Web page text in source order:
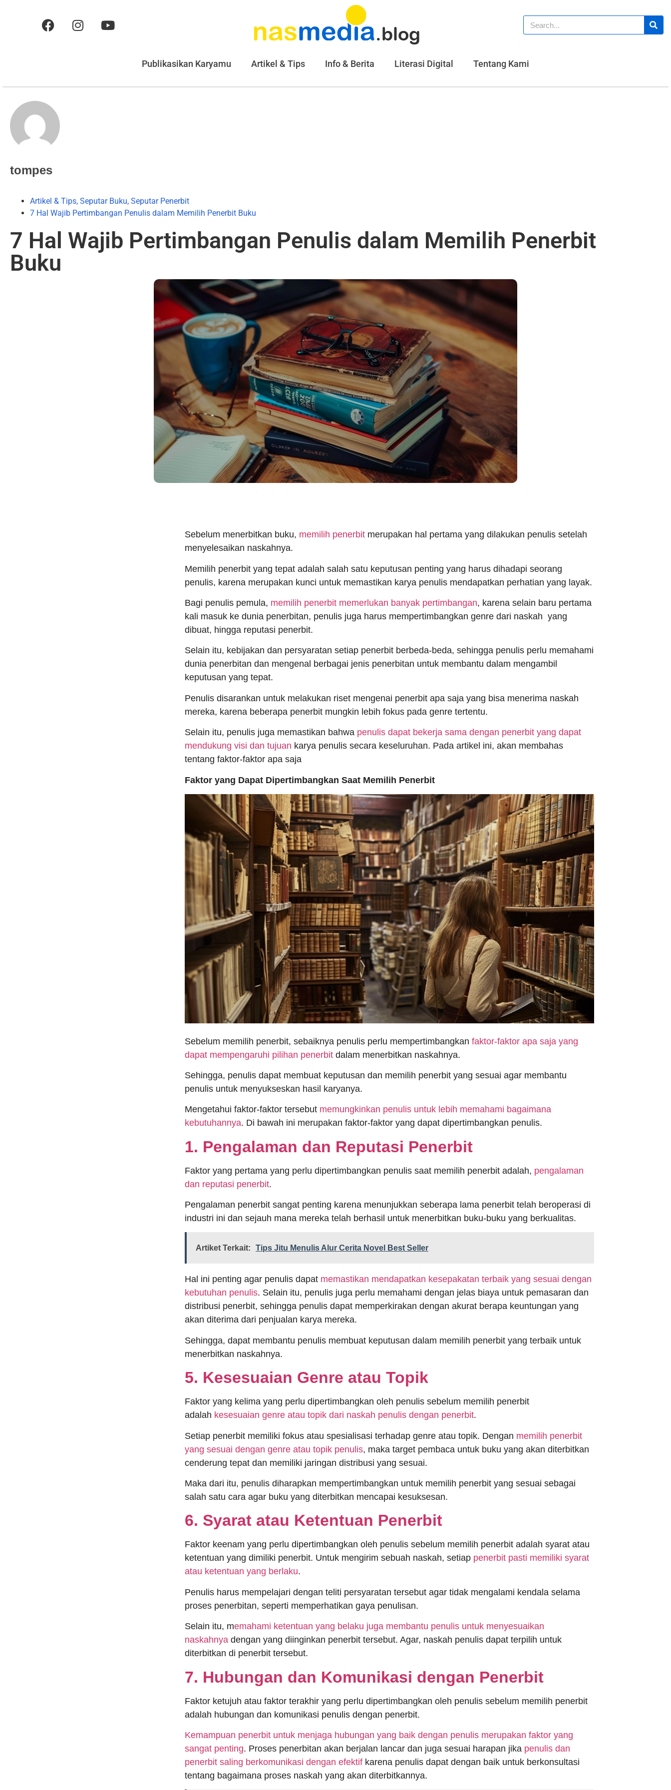
Publikasikan Karyamu Artikel & Tips Info & Berita Literasi Digital Tentang Kami
tompes
Artikel & Tips, Seputar Buku, Seputar Penerbit
7 Hal Wajib Pertimbangan Penulis dalam Memilih Penerbit Buku
7 Hal Wajib Pertimbangan Penulis dalam Memilih Penerbit
Buku
Sebelum menerbitkan buku, memilih penerbit merupakan hal pertama yang dilakukan penulis setelah
menyelesaikan naskahnya.
Memilih penerbit yang tepat adalah salah satu keputusan penting yang harus dihadapi seorang
penulis, karena merupakan kunci untuk memastikan karya penulis mendapatkan perhatian yang layak.
Bagi penulis pemula, memilih penerbit memerlukan banyak pertimbangan, karena selain baru pertama
kali masuk ke dunia penerbitan, penulis juga harus mempertimbangkan genre dari naskah yang
dibuat, hingga reputasi penerbit.
Selain itu, kebijakan dan persyaratan setiap penerbit berbeda-beda, sehingga penulis perlu memahami
dunia penerbitan dan mengenal berbagai jenis penerbitan untuk membantu dalam mengambil
keputusan yang tepat.
Penulis disarankan untuk melakukan riset mengenai penerbit apa saja yang bisa menerima naskah
mereka, karena beberapa penerbit mungkin lebih fokus pada genre tertentu.
Selain itu, penulis juga memastikan bahwa penulis dapat bekerja sama dengan penerbit yang dapat
mendukung visi dan tujuan karya penulis secara keseluruhan. Pada artikel ini, akan membahas
tentang faktor-faktor apa saja
Faktor yang Dapat Dipertimbangkan Saat Memilih Penerbit
Sebelum memilih penerbit, sebaiknya penulis perlu mempertimbangkan faktor-faktor apa saja yang
dapat mempengaruhi pilihan penerbit dalam menerbitkan naskahnya.
Sehingga, penulis dapat membuat keputusan dan memilih penerbit yang sesuai agar membantu
penulis untuk menyukseskan hasil karyanya.
Mengetahui faktor-faktor tersebut memungkinkan penulis untuk lebih memahami bagaimana
kebutuhannya. Di bawah ini merupakan faktor-faktor yang dapat dipertimbangkan penulis.
1. Pengalaman dan Reputasi Penerbit
Faktor yang pertama yang perlu dipertimbangkan penulis saat memilih penerbit adalah, pengalaman
dan reputasi penerbit.
Pengalaman penerbit sangat penting karena menunjukkan seberapa lama penerbit telah beroperasi di
industri ini dan sejauh mana mereka telah berhasil untuk menerbitkan buku-buku yang berkualitas.
Artiket Terkait: Tips Jitu Menulis Alur Cerita Novel Best Seller
Hal ini penting agar penulis dapat memastikan mendapatkan kesepakatan terbaik yang sesuai dengan
kebutuhan penulis. Selain itu, penulis juga perlu memahami dengan jelas biaya untuk pemasaran dan
distribusi penerbit, sehingga penulis dapat memperkirakan dengan akurat berapa keuntungan yang
akan diterima dari penjualan karya mereka.
Sehingga, dapat membantu penulis membuat keputusan dalam memilih penerbit yang terbaik untuk
menerbitkan naskahnya.
5. Kesesuaian Genre atau Topik
Faktor yang kelima yang perlu dipertimbangkan oleh penulis sebelum memilih penerbit
adalah kesesuaian genre atau topik dari naskah penulis dengan penerbit.
Setiap penerbit memiliki fokus atau spesialisasi terhadap genre atau topik. Dengan memilih penerbit
yang sesuai dengan genre atau topik penulis, maka target pembaca untuk buku yang akan diterbitkan
cenderung tepat dan memiliki jaringan distribusi yang sesuai.
Maka dari itu, penulis diharapkan mempertimbangkan untuk memilih penerbit yang sesuai sebagai
salah satu cara agar buku yang diterbitkan mencapai kesuksesan.
6. Syarat atau Ketentuan Penerbit
Faktor keenam yang perlu dipertimbangkan oleh penulis sebelum memilih penerbit adalah syarat atau
ketentuan yang dimiliki penerbit. Untuk mengirim sebuah naskah, setiap penerbit pasti memiliki syarat
atau ketentuan yang berlaku.
Penulis harus mempelajari dengan teliti persyaratan tersebut agar tidak mengalami kendala selama
proses penerbitan, seperti memperhatikan gaya penulisan.
Selain itu, memahami ketentuan yang belaku juga membantu penulis untuk menyesuaikan
naskahnya dengan yang diinginkan penerbit tersebut. Agar, naskah penulis dapat terpilih untuk
diterbitkan di penerbit tersebut.
7. Hubungan dan Komunikasi dengan Penerbit
Faktor ketujuh atau faktor terakhir yang perlu dipertimbangkan oleh penulis sebelum memilih penerbit
adalah hubungan dan komunikasi penulis dengan penerbit.
Kemampuan penerbit untuk menjaga hubungan yang baik dengan penulis merupakan faktor yang
sangat penting. Proses penerbitan akan berjalan lancar dan juga sesuai harapan jika penulis dan
penerbit saling berkomunikasi dengan efektif karena penulis dapat dengan baik untuk berkonsultasi
tentang bagaimana proses naskah yang akan diterbitkannya.